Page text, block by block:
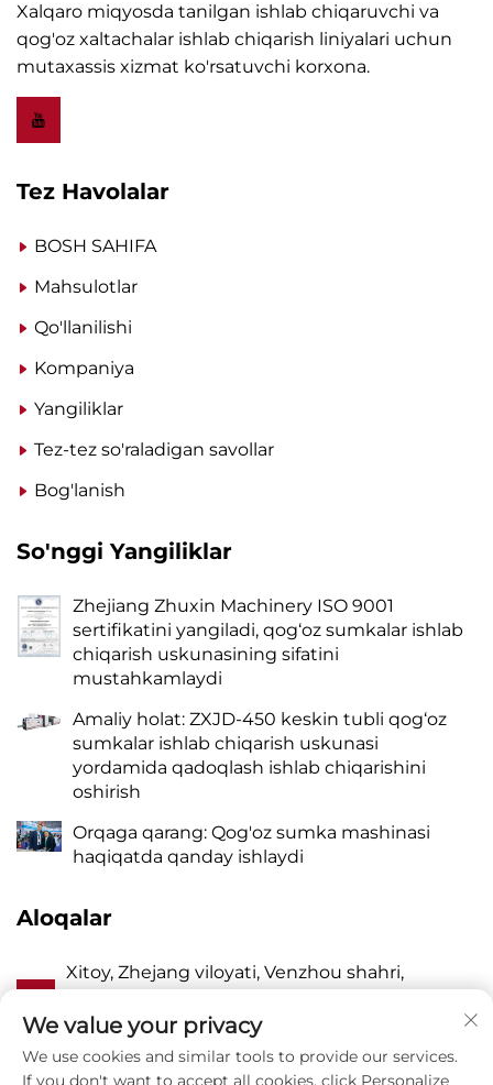
Xalqaro miqyosda tanilgan ishlab chiqaruvchi va
qog'oz xaltachalar ishlab chiqarish liniyalari uchun
mutaxassis xizmat ko'rsatuvchi korxona.
Tez Havolalar
BOSH SAHIFA
Mahsulotlar
Qo'llanilishi
Kompaniya
Yangiliklar
Tez-tez so'raladigan savollar
Bog'lanish
So'nggi Yangiliklar
Zhejiang Zhuxin Machinery ISO 9001
sertifikatini yangiladi, qog‘oz sumkalar ishlab
chiqarish uskunasining sifatini
mustahkamlaydi
Amaliy holat: ZXJD-450 keskin tubli qog‘oz
sumkalar ishlab chiqarish uskunasi
yordamida qadoqlash ishlab chiqarishini
oshirish
Orqaga qarang: Qog'oz sumka mashinasi
haqiqatda qanday ishlaydi
Aloqalar
Xitoy, Zhejang viloyati, Venzhou shahri,
Sharqiy Lyangyou ko'chasi, 118-uy
P 8615988795434
We value your privacy
We use cookies and similar tools to provide our services.
If you don't want to accept all cookies, click Personalize